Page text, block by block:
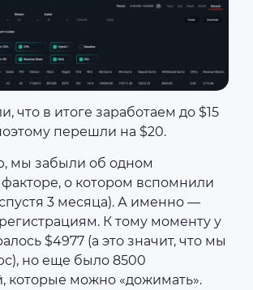
что в итоге заработаем до $15
перешли на $20.
мы забыли об одном
о котором вспомнили
3 месяца). А именно —
К тому моменту у
$4977 (а это значит, что мы
но еще было 8500
которые можно «дожимать».